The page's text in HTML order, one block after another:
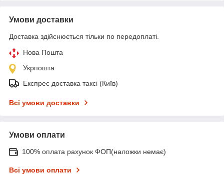
Умови доставки
Доставка здійснюється тільки по передоплаті.
Нова Пошта
Укрпошта
Експрес доставка таксі (Київ)
Всі умови доставки
Умови оплати
100% оплата рахунок ФОП(наложки немає)
Всі умови оплати